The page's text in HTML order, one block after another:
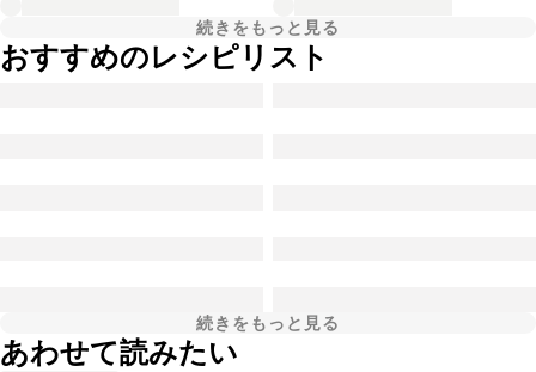
続きをもっと見る
おすすめのレシピリスト
続きをもっと見る
あわせて読みたい